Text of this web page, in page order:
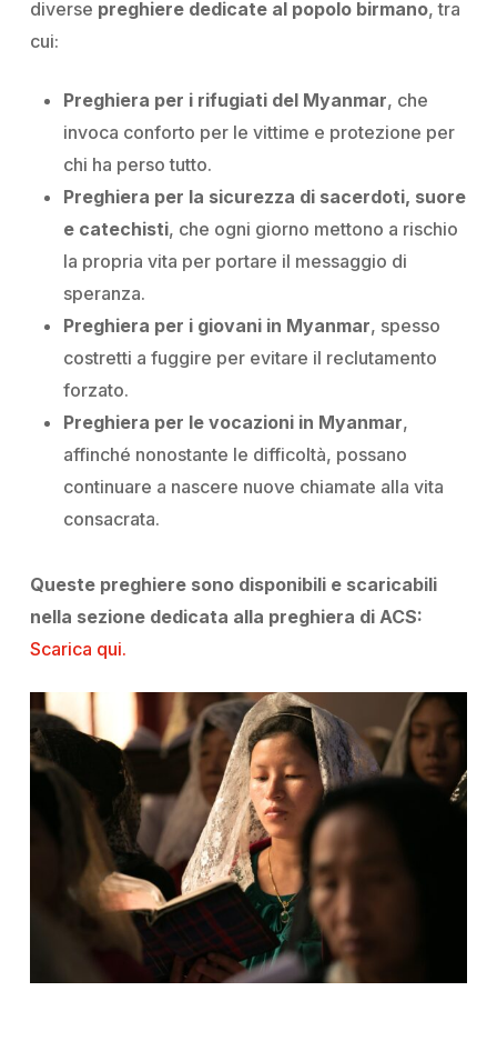
diverse preghiere dedicate al popolo birmano, tra
cui:
Preghiera per i rifugiati del Myanmar, che
invoca conforto per le vittime e protezione per
chi ha perso tutto.
Preghiera per la sicurezza di sacerdoti, suore
e catechisti, che ogni giorno mettono a rischio
la propria vita per portare il messaggio di
speranza.
Preghiera per i giovani in Myanmar, spesso
costretti a fuggire per evitare il reclutamento
forzato.
Preghiera per le vocazioni in Myanmar,
affinché nonostante le difficoltà, possano
continuare a nascere nuove chiamate alla vita
consacrata.
Queste preghiere sono disponibili e scaricabili
nella sezione dedicata alla preghiera di ACS:
Scarica qui.